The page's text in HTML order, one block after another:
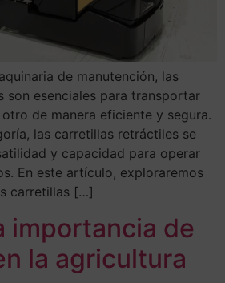
de manutención, las
son esenciales para transportar
de manera eficiente y segura.
las carretillas retráctiles se
y capacidad para operar
En este artículo, exploraremos
carretillas […]
importancia de
la agricultura